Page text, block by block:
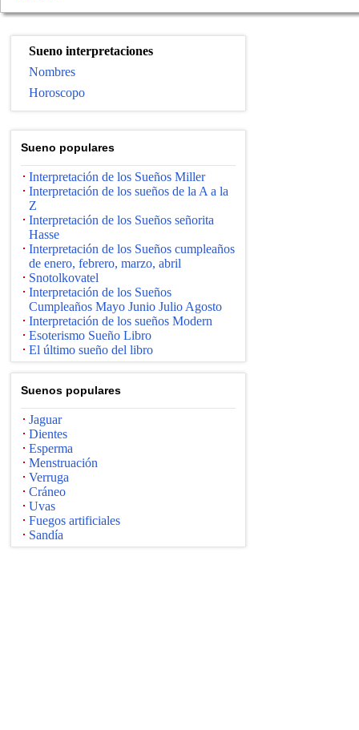
Sueno interpretaciones
Nombres
Horoscopo
Suenо populares
Interpretación de los Sueños Miller
Interpretación de los sueños de la A a la
Z
Interpretación de los Sueños señorita
Hasse
Interpretación de los Sueños cumpleaños
de enero, febrero, marzo, abril
Snotolkovatel
Interpretación de los Sueños
Cumpleaños Mayo Junio ​​Julio Agosto
Interpretación de los sueños Modern
Esoterismo Sueño Libro
El último sueño del libro
Suenos populares
Jaguar
Dientes
Esperma
Menstruación
Verruga
Cráneo
Uvas
Fuegos artificiales
Sandía